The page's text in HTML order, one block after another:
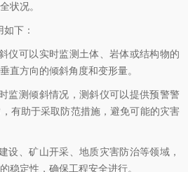
状况。
下：
可以实时监测土体、岩体或结构物的
直方向的倾斜角度和变形量。
测倾斜情况，测斜仪可以提供预警警
有助于采取防范措施，避免可能的灾害
、矿山开采、地质灾害防治等领域，
稳定性，确保工程安全进行。